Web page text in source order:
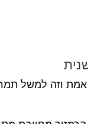
אמת וזה למשל